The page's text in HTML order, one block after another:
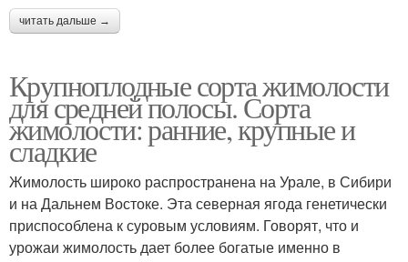
читать дальше →
Крупноплодные сорта жимолости
для средней полосы. Сорта
жимолости: ранние, крупные и
сладкие
Жимолость широко распространена на Урале, в Сибири
и на Дальнем Востоке. Эта северная ягода генетически
приспособлена к суровым условиям. Говорят, что и
урожаи жимолость дает более богатые именно в